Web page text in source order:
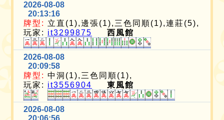
2026-08-08
20:13:16
牌型: 立直(1),邊張(1),三色同順(1),連莊(5),
玩家: it3299875 西風館
2026-08-08
20:09:58
牌型: 中洞(1),三色同順(1),
玩家: it3556904 東風館
2026-08-08
20:06:56